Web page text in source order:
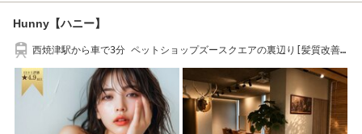
Hunny【ハニー】
西焼津駅から車で3分 ペットショップズースクエアの裏辺り[髪質改善/